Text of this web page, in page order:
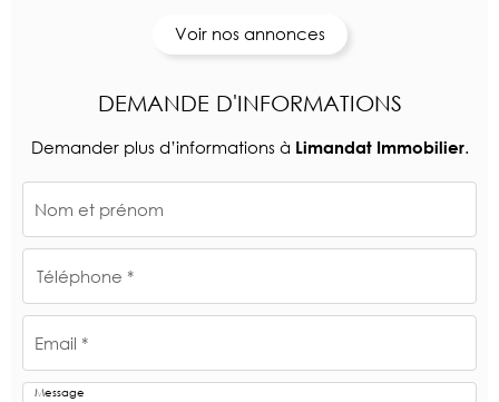
Voir nos annonces
DEMANDE D'INFORMATIONS
Demander plus d’informations à Limandat Immobilier.
Nom et prénom
Téléphone *
Email *
Message